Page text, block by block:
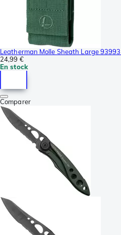
Leatherman Molle Sheath Large
24,99 €
En stock
Comparer